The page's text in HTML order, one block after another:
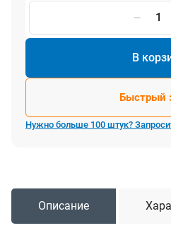
В
Быстрый
Нужно больше 100 штук?
Описание